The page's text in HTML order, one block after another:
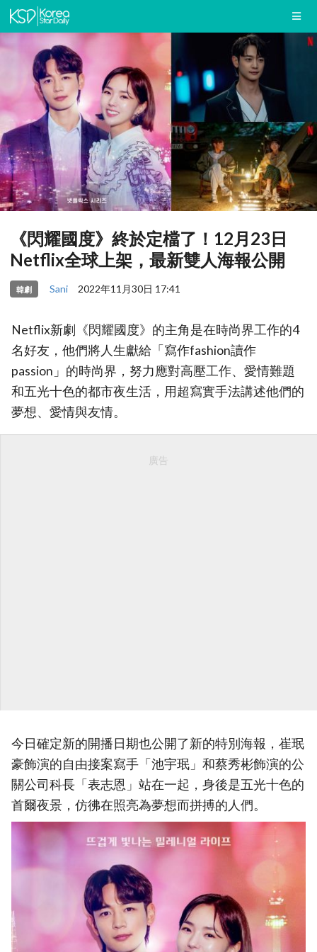
《閃耀國度》終於定檔了！12月23日
Netflix全球上架，最新雙人海報公開
韓劇 Sani 2022年11月30日 17:41
Netflix新劇《閃耀國度》的主角是在時尚界工作的4
名好友，他們將人生獻給「寫作fashion讀作
passion」的時尚界，努力應對高壓工作、愛情難題
和五光十色的都市夜生活，用超寫實手法講述他們的
夢想、愛情與友情。
廣告
今日確定新的開播日期也公開了新的特別海報，崔珉
豪飾演的自由接案寫手「池宇珉」和蔡秀彬飾演的公
關公司科長「表志恩」站在一起，身後是五光十色的
首爾夜景，仿彿在照亮為夢想而拼搏的人們。